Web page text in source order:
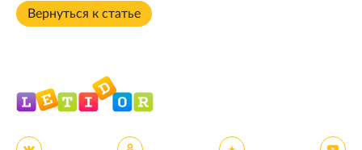
Вернуться к статье